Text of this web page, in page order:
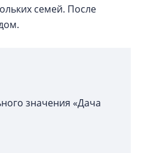
семей. После
значения «Дача